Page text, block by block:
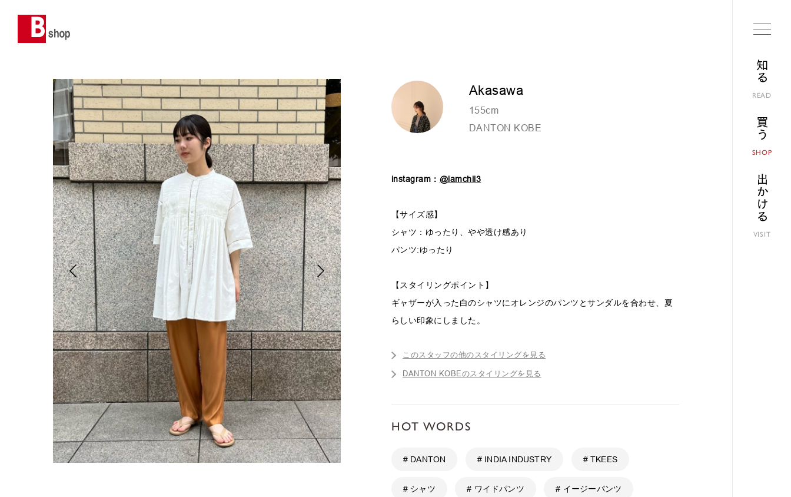
知る
READ
買う
SHOP
出かける
VISIT
Akasawa
155cm
DANTON KOBE
instagram： @iamchii3
【サイズ感】
シャツ：ゆったり、やや透け感あり
パンツ:ゆったり
【スタイリングポイント】
ギャザーが入った白のシャツにオレンジのパンツとサンダルを合わせ、夏
らしい印象にしました。
このスタッフの他のスタイリングを見る
DANTON KOBEのスタイリングを見る
HOT WORDS
# DANTON # INDIA INDUSTRY # TKEES
# シャツ # ワイドパンツ # イージーパンツ